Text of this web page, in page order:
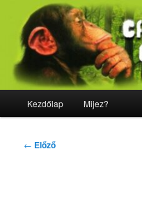
elsődleges
tartalomra
Majdnem minden, ami biológia
Kezdőlap Mijez?
Bejegyzés
← Előző